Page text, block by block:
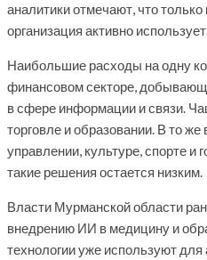
аналитики отмечают, что
организация активно
Наибольшие расходы на одну
финансовом секторе,
в сфере информации и связи.
торговле и образовании. В то
управлении, культуре, спорте и
такие решения остается низким.
Власти Мурманской области
внедрению ИИ в медицину и
технологии уже используют для